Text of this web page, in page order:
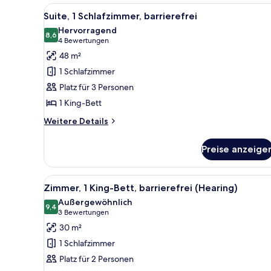
Bett
Alle
Fotos
für
Suite,
Schlafzimmer,
barrierefrei
anzeigen
Ein Hotelzimmer mit einem
11
Suite, 1 Schlafzimmer, barrierefrei
8,68,6 von 10
Hervorragend
4 Bewertungen
(4
Bewertungen)
48 m²
1 Schlafzimmer
Platz für 3 Personen
1 King-Bett
Weitere Details
Weitere
1
Schlafzimmer,
barrierefrei
Preise
Alle
Fotos
für
Zimmer,
1 King-
Bett,
barrierefrei
Ein Hotelzimmer mit einem
8
Zimmer, 1 King-Bett, barrierefrei (Hearing)
9,49,4 von 10
Außergewöhnlich
3 Bewertungen
(3
Bewertungen)
30 m²
1 Schlafzimmer
Platz für 2 Personen